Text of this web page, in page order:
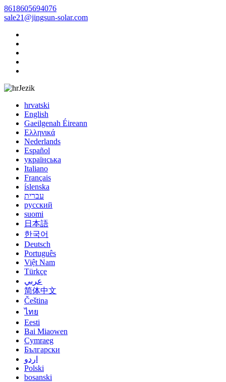
8618605694076
sale21@jingsun-solar.com
Jezik
hrvatski
English
Gaeilgenah Éireann
Ελληνικά
Nederlands
Español
українська
Italiano
Français
íslenska
עברית
русский
suomi
日本語
한국어
Deutsch
Português
Việt Nam
Türkçe
عربي
简体中文
Čeština
ไทย
Eesti
Bai Miaowen
Cymraeg
Български
اردو
Polski
bosanski